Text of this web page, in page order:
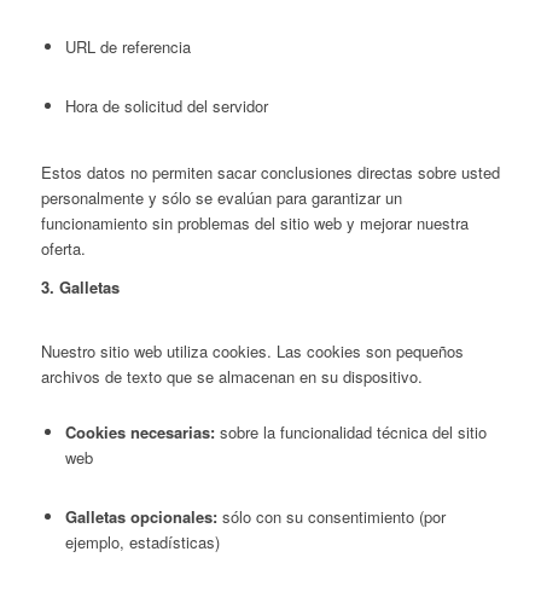
URL de referencia
Hora de solicitud del servidor
Estos datos no permiten sacar conclusiones directas sobre usted
personalmente y sólo se evalúan para garantizar un
funcionamiento sin problemas del sitio web y mejorar nuestra
oferta.
3. Galletas
Nuestro sitio web utiliza cookies. Las cookies son pequeños
archivos de texto que se almacenan en su dispositivo.
Cookies necesarias:sobre la funcionalidad técnica del sitio
web
Galletas opcionales:sólo con su consentimiento (por
ejemplo, estadísticas)